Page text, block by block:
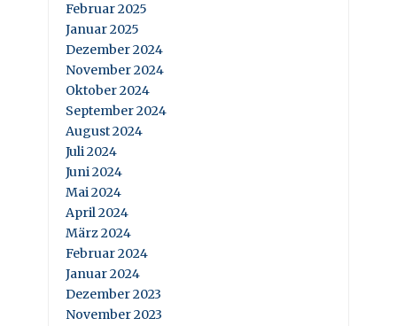
Februar 2025
Januar 2025
Dezember 2024
November 2024
Oktober 2024
September 2024
August 2024
Juli 2024
Juni 2024
Mai 2024
April 2024
März 2024
Februar 2024
Januar 2024
Dezember 2023
November 2023